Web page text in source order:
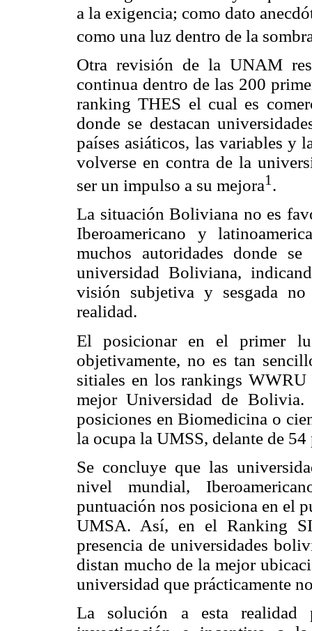
a la exigencia; como dato
como una luz dentro de la
Otra revisión de la UNAM
continua dentro de las 200
ranking THES el cual es
donde se destacan
países asiáticos, las variables y
volverse en contra de la
ser un impulso a su mejora1 .
La situación Boliviana no es
Iberoamericano y
muchos autoridades donde
universidad Boliviana,
visión subjetiva y sesgada
realidad.
El posicionar en el primer
objetivamente, no es tan
sitiales en los rankings
mejor Universidad de Bolivia.
posiciones en Biomedicina o
la ocupa la UMSS, delante de
Se concluye que las
nivel mundial,
puntuación nos posiciona en el
UMSA. Así, en el Ranking
presencia de universidades
distan mucho de la mejor
universidad que prácticamente
La solución a esta